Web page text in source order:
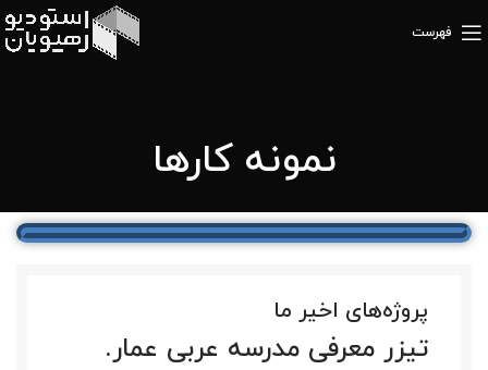
فهرست
نمونه کارها
پروژه‌های اخیر ما
تیزر معرفی مدرسه عربی عمار.